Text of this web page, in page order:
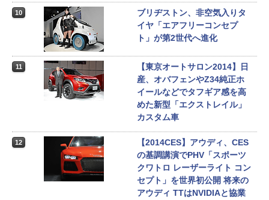
10
ブリヂストン、非空気入りタ
イヤ「エアフリーコンセプ
ト」が第2世代へ進化
11
【東京オートサロン2014】日
産、オバフェンやZ34純正ホ
イールなどでタフギア感を高
めた新型「エクストレイル」
カスタム車
12
【2014CES】アウディ、CES
の基調講演でPHV「スポーツ
クワトロ レーザーライト コン
セプト」を世界初公開 将来の
アウディ TTはNVIDIAと協業